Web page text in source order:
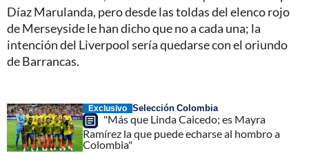
Díaz Marulanda, pero desde las toldas del elenco rojo
de Merseyside le han dicho que no a cada una; la
intención del Liverpool sería quedarse con el oriundo
de Barrancas.
Exclusivo Selección Colombia
"Más que Linda Caicedo; es Mayra
Ramírez la que puede echarse al hombro a
Colombia"